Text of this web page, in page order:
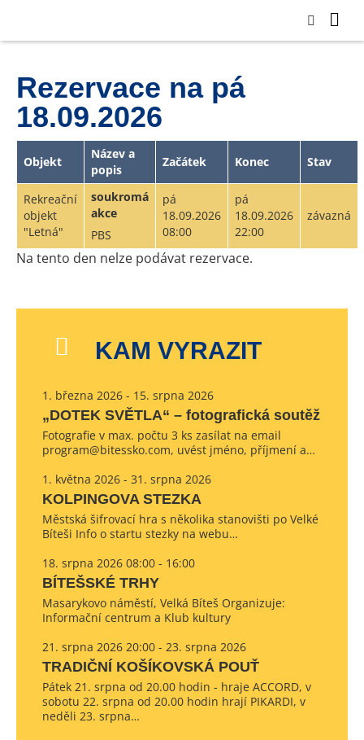
Rezervace na pá
18.09.2026
Objekt
Název a
popis
Začátek Konec Stav
Rekreační
objekt
"Letná"
soukromá
akce
PBS
pá
18.09.2026
08:00
pá
18.09.2026
22:00
závazná
Na tento den nelze podávat rezervace.
KAM VYRAZIT
1. března 2026 - 15. srpna 2026
„DOTEK SVĚTLA“ – fotografická soutěž
Fotografie v max. počtu 3 ks zasílat na email
program@bitessko.com, uvést jméno, příjmení a…
1. května 2026 - 31. srpna 2026
KOLPINGOVA STEZKA
Městská šifrovací hra s několika stanovišti po Velké
Bíteši Info o startu stezky na webu…
18. srpna 2026 08:00 - 16:00
BÍTEŠSKÉ TRHY
Masarykovo náměstí, Velká Bíteš Organizuje:
Informační centrum a Klub kultury
21. srpna 2026 20:00 - 23. srpna 2026
TRADIČNÍ KOŠÍKOVSKÁ POUŤ
Pátek 21. srpna od 20.00 hodin - hraje ACCORD, v
sobotu 22. srpna od 20.00 hodin hrají PIKARDI, v
neděli 23. srpna…